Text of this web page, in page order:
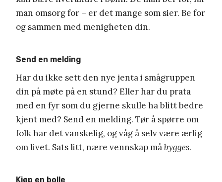
man omsorg for – er det mange som sier. Be for
og sammen med menigheten din.
Send en melding
Har du ikke sett den nye jenta i smågruppen
din på møte på en stund? Eller har du prata
med en fyr som du gjerne skulle ha blitt bedre
kjent med? Send en melding. Tør å spørre om
folk har det vanskelig, og våg å selv være ærlig
om livet. Sats litt, nære vennskap måbygges.
Kjøp en bolle